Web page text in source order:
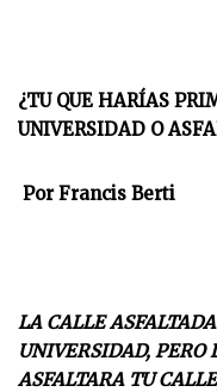
¿TU QUE HARÍAS
UNIVERSIDAD O
Por Francis Berti
LA CALLE
UNIVERSIDAD, PERO
ASFALTARA TU